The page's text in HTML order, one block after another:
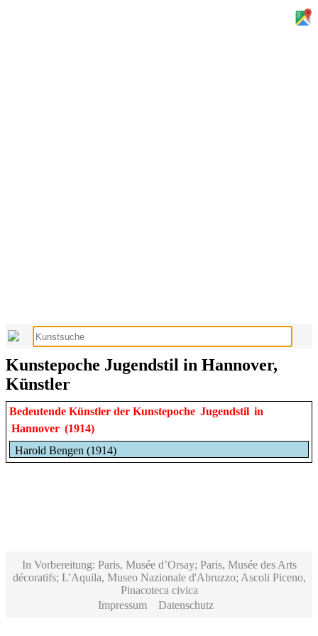
Kunstepoche Jugendstil in Hannover,
Künstler
Bedeutende Künstler der Kunstepoche Jugendstil in
Hannover (1914)
Harold Bengen (1914)
In Vorbereitung: Paris, Musée d’Orsay; Paris, Musée des Arts
décoratifs; L'Aquila, Museo Nazionale d'Abruzzo; Ascoli Piceno,
Pinacoteca civica
Impressum
Datenschutz